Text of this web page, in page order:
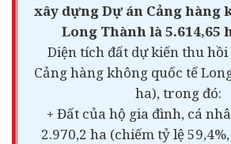
xây dựng Dự án Cảng hàng
Long Thành là 5.614,65
Diện tích đất dự kiến thu hồi
Cảng hàng không quốc tế
ha), trong đó:
+ Đất của hộ gia đình, cá
2.970,2 ha (chiếm tỷ lệ